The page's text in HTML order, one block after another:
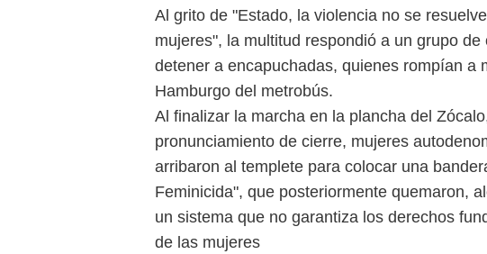
Al grito de "Estado, la violencia no se
mujeres", la multitud respondió a un grupo
detener a encapuchadas, quienes rompían a
Hamburgo del metrobús.
Al finalizar la marcha en la plancha del
pronunciamiento de cierre, mujeres
arribaron al templete para colocar una
Feminicida", que posteriormente quemaron,
un sistema que no garantiza los derechos
de las mujeres